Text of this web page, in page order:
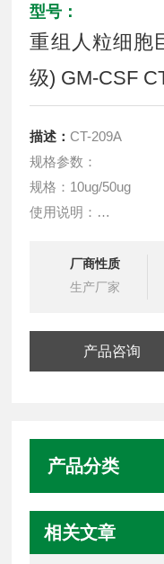
型号：
重组人粒细胞
级) GM-CSF
描述：CT-209A
规格参数：
规格：10ug/50ug
使用说明：
至 -80°C 的无菌条件
下，在无菌条件下放
厂商性质
生产厂家
产品咨询
产品分类
相关文章